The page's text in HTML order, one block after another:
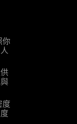
你
度